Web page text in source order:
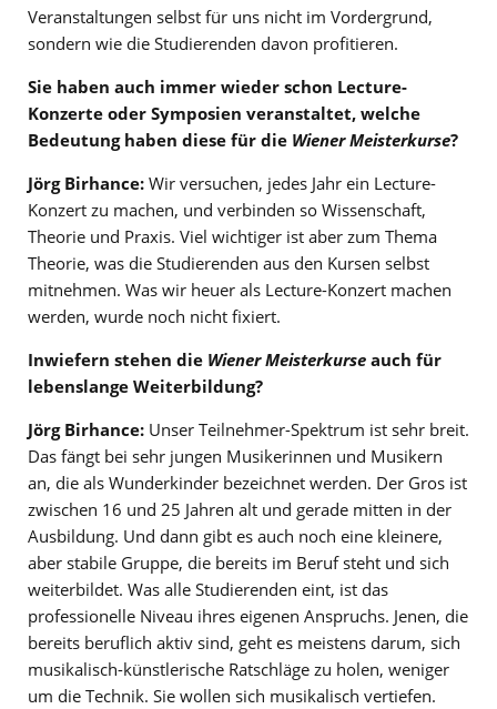
Veranstaltungen selbst für uns nicht im Vordergrund,
sondern wie die Studierenden davon profitieren.
Sie haben auch immer wieder schon Lecture-
Konzerte oder Symposien veranstaltet, welche
Bedeutung haben diese für die Wiener Meisterkurse?
Jörg Birhance: Wir versuchen, jedes Jahr ein Lecture-
Konzert zu machen, und verbinden so Wissenschaft,
Theorie und Praxis. Viel wichtiger ist aber zum Thema
Theorie, was die Studierenden aus den Kursen selbst
mitnehmen. Was wir heuer als Lecture-Konzert machen
werden, wurde noch nicht fixiert.
Inwiefern stehen die Wiener Meisterkurse auch für
lebenslange Weiterbildung?
Jörg Birhance: Unser Teilnehmer-Spektrum ist sehr breit.
Das fängt bei sehr jungen Musikerinnen und Musikern
an, die als Wunderkinder bezeichnet werden. Der Gros ist
zwischen 16 und 25 Jahren alt und gerade mitten in der
Ausbildung. Und dann gibt es auch noch eine kleinere,
aber stabile Gruppe, die bereits im Beruf steht und sich
weiterbildet. Was alle Studierenden eint, ist das
professionelle Niveau ihres eigenen Anspruchs. Jenen, die
bereits beruflich aktiv sind, geht es meistens darum, sich
musikalisch-künstlerische Ratschläge zu holen, weniger
um die Technik. Sie wollen sich musikalisch vertiefen.